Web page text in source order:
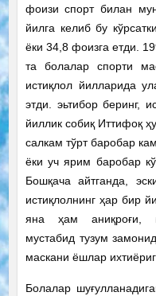
фоизи спорт билан
йилга келиб бу
ёки 34,8 фоизга етди.
та болалар спорти
истиқлол йилларида
этди. эьтибор беринг,
йиллик собиқ Иттифоқ
салкам тўрт баробар
ёки уч ярим баробар
Бошқача айтганда,
истиқлолнинг ҳар бир
яна ҳам аниқроғи,
мустабид тузум
маскани ёшлар
Болалар